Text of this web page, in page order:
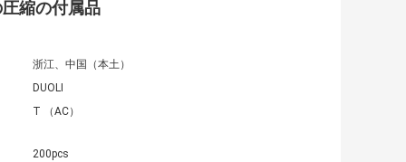
縮の付属品
浙江、中国（本土）
DUOLI
T （AC）
200pcs